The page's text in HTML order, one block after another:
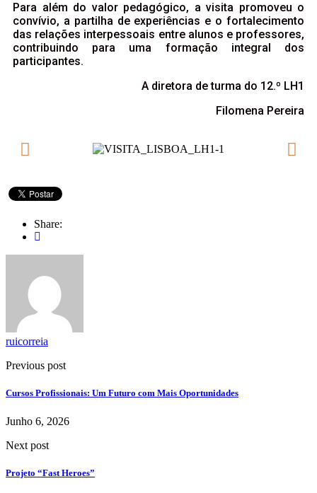
Para além do valor pedagógico, a visita promoveu o
convívio, a partilha de experiências e o fortalecimento
das relações interpessoais entre alunos e professores,
contribuindo para uma formação integral dos
participantes.
A diretora de turma do 12.º LH1
Filomena Pereira
Share:
ruicorreia
Previous post
Cursos Profissionais: Um Futuro com Mais Oportunidades
Junho 6, 2026
Next post
Projeto “Fast Heroes”